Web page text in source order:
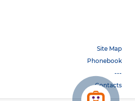
Site Map
Phonebook
---
Contacts